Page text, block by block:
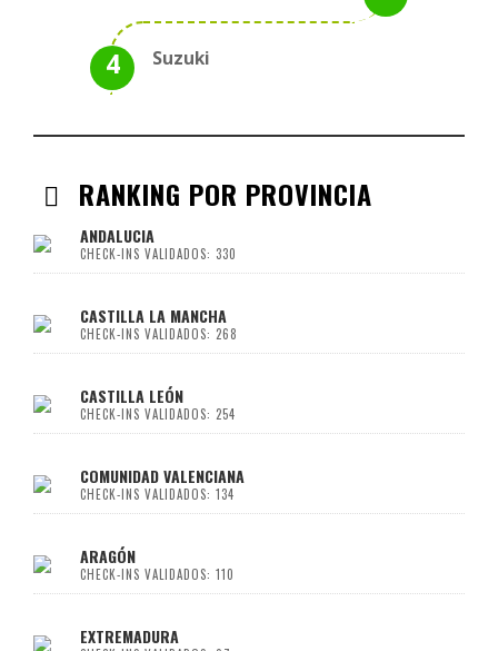
Suzuki
RANKING POR PROVINCIA
ANDALUCIA
CHECK-INS VALIDADOS: 330
CASTILLA LA MANCHA
CHECK-INS VALIDADOS: 268
CASTILLA LEÓN
CHECK-INS VALIDADOS: 254
COMUNIDAD VALENCIANA
CHECK-INS VALIDADOS: 134
ARAGÓN
CHECK-INS VALIDADOS: 110
EXTREMADURA